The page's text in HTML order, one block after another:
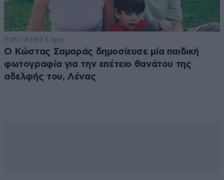
ΠΟΛΙΤΙΚΗ 57 λ. πριν
Ο Κώστας Σαμαράς δημοσίευσε μία παιδική
φωτογραφία για την επέτειο θανάτου της
αδελφής του, Λένας